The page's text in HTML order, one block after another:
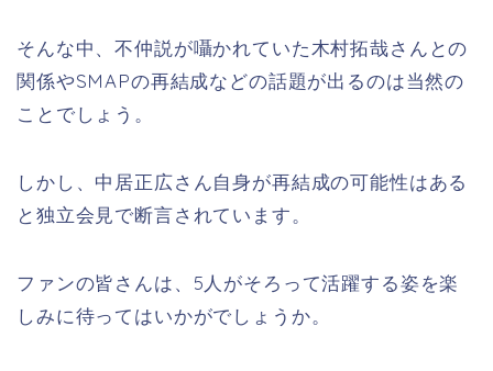
そんな中、不仲説が囁かれていた木村拓哉さんとの
関係やSMAPの再結成などの話題が出るのは当然の
ことでしょう。
しかし、中居正広さん自身が再結成の可能性はある
と独立会見で断言されています。
ファンの皆さんは、5人がそろって活躍する姿を楽
しみに待ってはいかがでしょうか。